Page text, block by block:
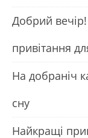
Добрий
привітання
На добраніч
сну
Найкращі